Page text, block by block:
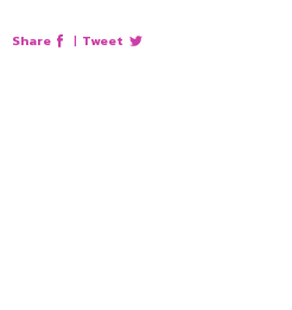
Share | Tweet